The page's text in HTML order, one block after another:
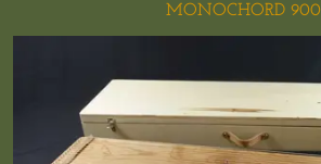
MONOCHORD 900